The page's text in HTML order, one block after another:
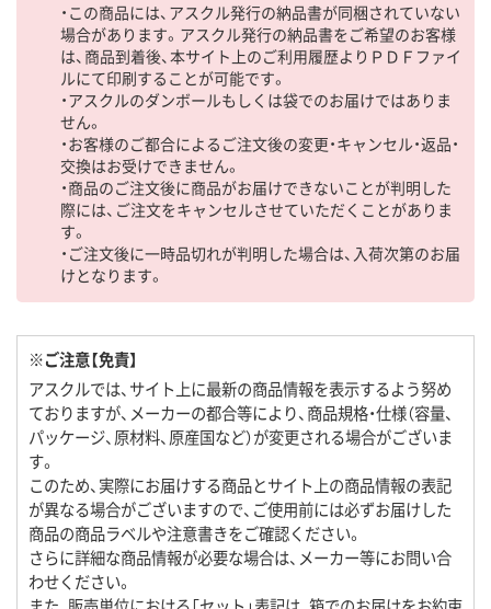
・この商品には、アスクル発行の納品書が同梱されていない
場合があります。アスクル発行の納品書をご希望のお客様
は、商品到着後、本サイト上のご利用履歴よりＰＤＦファイ
ルにて印刷することが可能です。
・アスクルのダンボールもしくは袋でのお届けではありま
せん。
・お客様のご都合によるご注文後の変更・キャンセル・返品・
交換はお受けできません。
・商品のご注文後に商品がお届けできないことが判明した
際には、ご注文をキャンセルさせていただくことがありま
す。
・ご注文後に一時品切れが判明した場合は、入荷次第のお届
けとなります。
※ご注意【免責】
アスクルでは、サイト上に最新の商品情報を表示するよう努め
ておりますが、メーカーの都合等により、商品規格・仕様（容量、
パッケージ、原材料、原産国など）が変更される場合がございま
す。
このため、実際にお届けする商品とサイト上の商品情報の表記
が異なる場合がございますので、ご使用前には必ずお届けした
商品の商品ラベルや注意書きをご確認ください。
さらに詳細な商品情報が必要な場合は、メーカー等にお問い合
わせください。